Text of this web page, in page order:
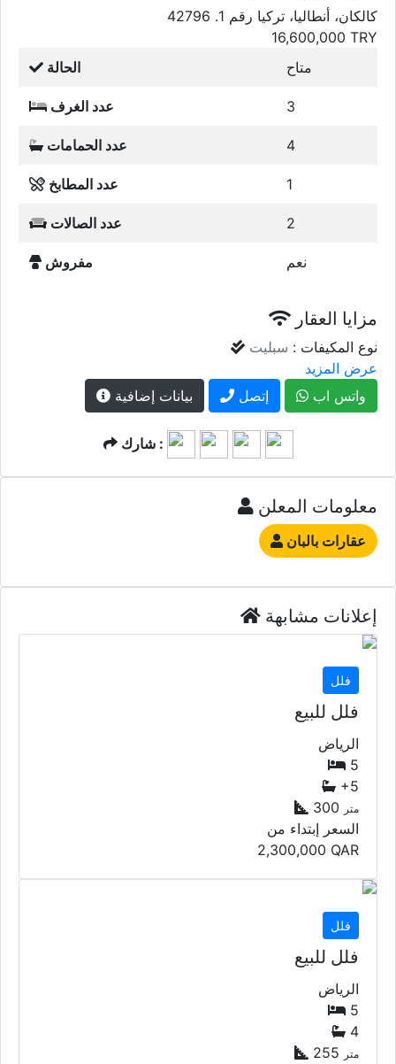
كالكان، أنطاليا، تركيا رقم 1. 42796
16,600,000 TRY
الحالة
متاح
عدد الغرف 3
عدد الحمامات 4
عدد المطابخ 1
عدد الصالات 2
مفروش نعم
مزايا العقار
نوع المكيفات : سبليت
عرض المزيد
بيانات إضافية
إتصل واتس اب
شارك :
معلومات المعلن
عقارات بالبان
إعلانات مشابهة
فلل
فلل للبيع
الرياض
5
+5
300 متر
السعر إبتداء من
2,300,000 QAR
فلل
فلل للبيع
الرياض
5
4
255 متر